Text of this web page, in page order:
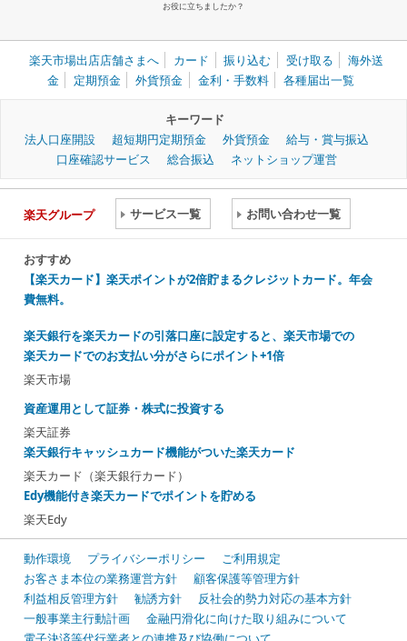
お役に立ちましたか？
楽天市場出店店舗さまへ カード 振り込む 受け取る
海外送
金
定期預金 外貨預金 金利・手数料 各種届出一覧
キーワード
法人口座開設
超短期円定期預金 外貨預金
給与・賞与振込
口座確認サービス
総合振込 ネットショップ運営
楽天グループ サービス一覧 お問い合わせ一覧
おすすめ
【楽天カード】楽天ポイントが2倍貯まるクレジットカード。年会
費無料。
楽天銀行を楽天カードの引落口座に設定すると、楽天市場での
楽天カードでのお支払い分がさらにポイント+1倍
楽天市場
資産運用として証券・株式に投資する
楽天証券
楽天銀行キャッシュカード機能がついた楽天カード
楽天カード（楽天銀行カード）
Edy機能付き楽天カードでポイントを貯める
楽天Edy
動作環境 プライバシーポリシー
ご利用規定
お客さま本位の業務運営方針
顧客保護等管理方針
利益相反管理方針
勧誘方針
反社会的勢力対応の基本方針
一般事業主行動計画
金融円滑化に向けた取り組みについて